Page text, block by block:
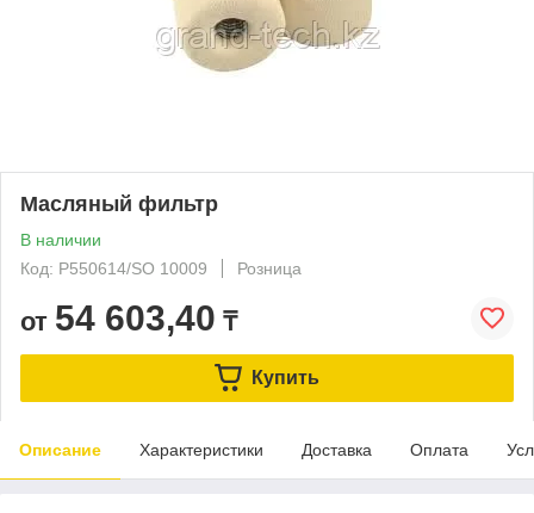
Масляный фильтр
В наличии
Код: P550614/SO 10009
Розница
от 54 603,40 ₸
Купить
Описание Характеристики Доставка Оплата